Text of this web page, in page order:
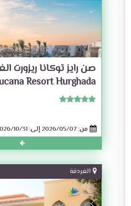
صن رايز توكانا ريزورت
Resort Hurghada
من: 2026/05/07 إلى: 2026/10/31
الغردقة